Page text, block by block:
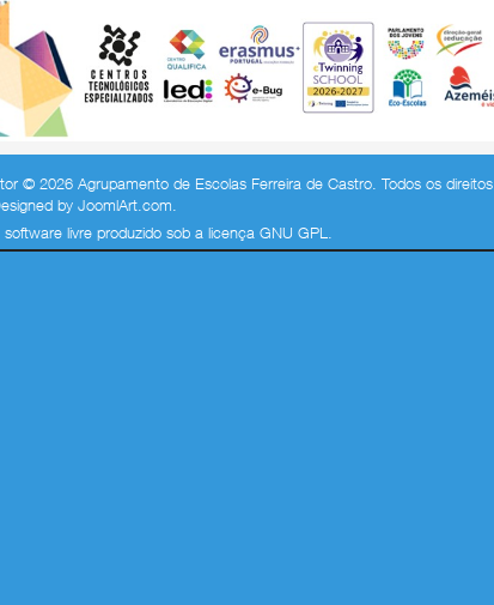
© 2026 Agrupamento de Escolas Ferreira de Castro. Todos os direitos
by JoomlArt.com
livre produzido sob a licença GNU GPL.